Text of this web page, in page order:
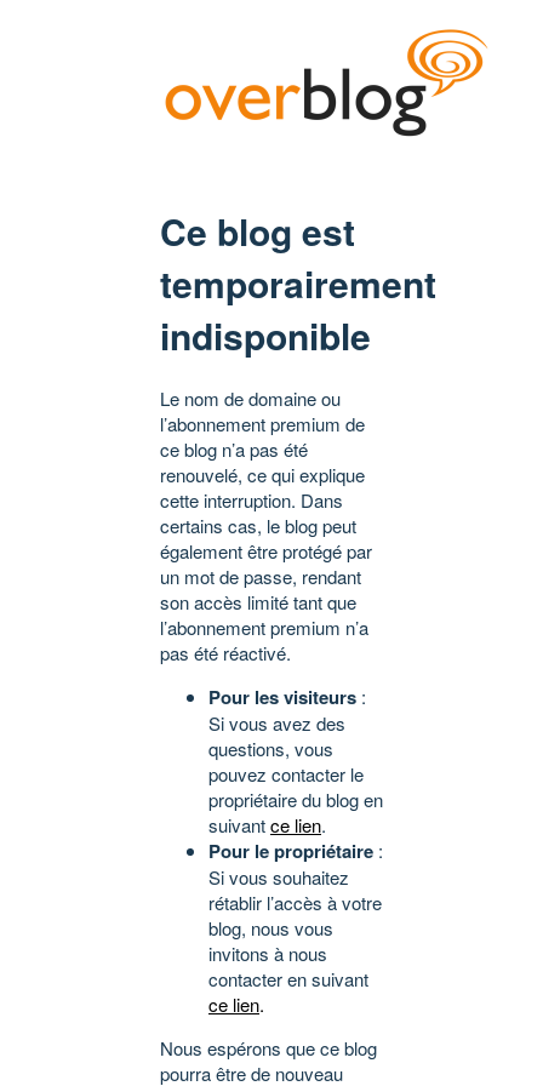
Ce blog est
temporairement
indisponible
Le nom de domaine ou
l’abonnement premium de
ce blog n’a pas été
renouvelé, ce qui explique
cette interruption. Dans
certains cas, le blog peut
également être protégé par
un mot de passe, rendant
son accès limité tant que
l’abonnement premium n’a
pas été réactivé.
Pour les visiteurs :
Si vous avez des
questions, vous
pouvez contacter le
propriétaire du blog en
suivantce lien.
Pour le propriétaire :
Si vous souhaitez
rétablir l’accès à votre
blog, nous vous
invitons à nous
contacter en suivant
ce lien.
Nous espérons que ce blog
pourra être de nouveau